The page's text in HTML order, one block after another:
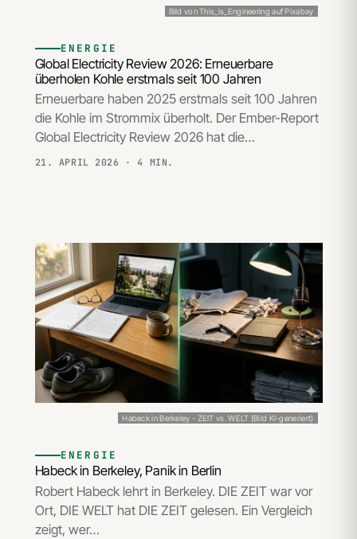
Bild von This_is_Engineering auf Pixabay
ENERGIE
Global Electricity Review 2026: Erneuerbare
überholen Kohle erstmals seit 100 Jahren
Erneuerbare haben 2025 erstmals seit 100 Jahren
die Kohle im Strommix überholt. Der Ember-Report
Global Electricity Review 2026 hat die…
21. APRIL 2026 · 4 MIN.
Habeck in Berkeley - ZEIT vs. WELT (Bild KI-generiert)
ENERGIE
Habeck in Berkeley, Panik in Berlin
Robert Habeck lehrt in Berkeley. DIE ZEIT war vor
Ort, DIE WELT hat DIE ZEIT gelesen. Ein Vergleich
zeigt, wer…